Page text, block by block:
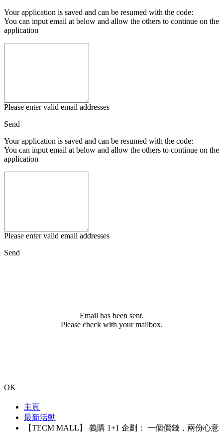
Your application is saved and can be resumed with the code:
You can input email at below and allow the others to continue on the
application
Please enter valid email addresses
Send
Your application is saved and can be resumed with the code:
You can input email at below and allow the others to continue on the
application
Please enter valid email addresses
Send
Email has been sent.
Please check with your mailbox.
OK
主頁
最新活動
【TECM MALL】 義購 1+1 企劃： 一個價錢，兩份心意